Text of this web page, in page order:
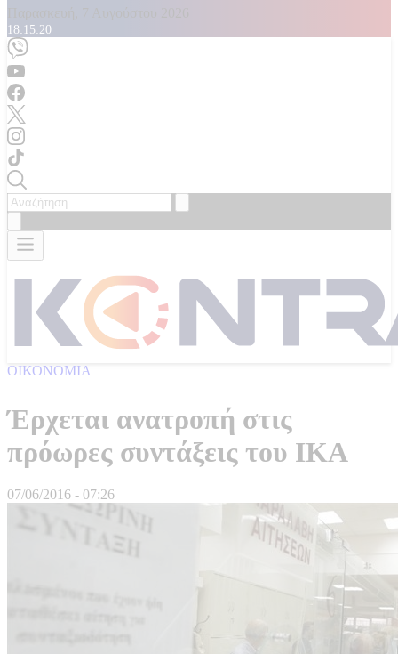
18:15:22
ΟΙΚΟΝΟΜΙΑ
Έρχεται ανατροπή στις
πρόωρες συντάξεις του ΙΚΑ
07/06/2016 - 07:26